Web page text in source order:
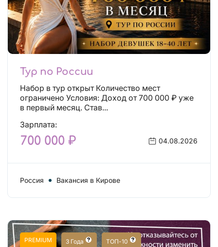
Тур по России
Набор в тур открыт Количество мест
ограничено Условия: Доход от 700 000 ₽ уже
в первый месяц. Став...
Зарплата:
700 000 ₽ 04.08.2026
Россия Вакансия в Кирове
PREMIUM 3 Года ТОП-10